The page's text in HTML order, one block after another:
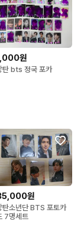
원
탄 bts 정국 포카
원
탄소년단 BTS 포토카
7명세트